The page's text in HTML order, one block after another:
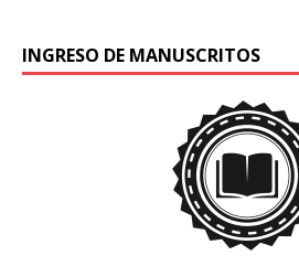
INGRESO DE MANUSCRITOS